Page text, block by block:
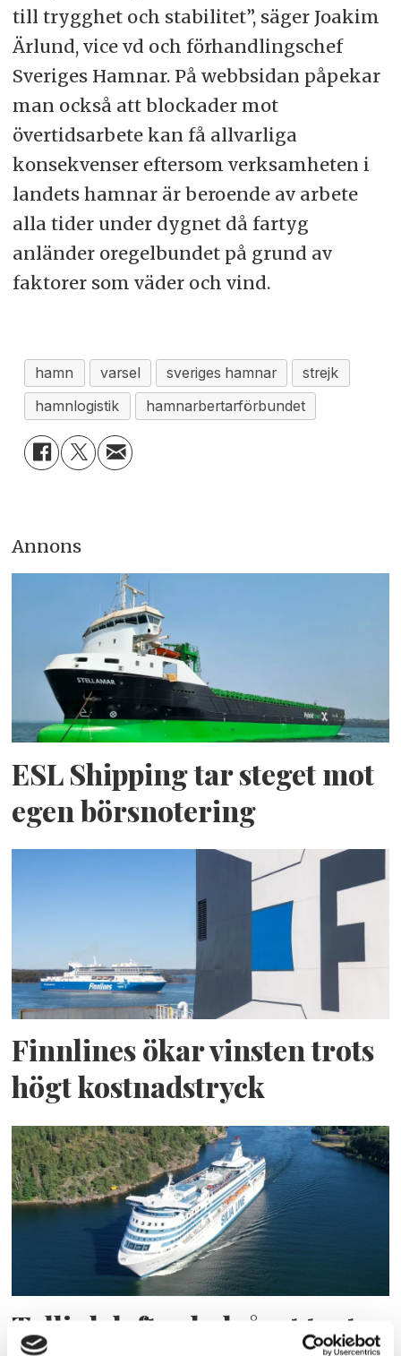
till trygghet och stabilitet”, säger Joakim
Ärlund, vice vd och förhandlingschef
Sveriges Hamnar. På webbsidan påpekar
man också att blockader mot
övertidsarbete kan få allvarliga
konsekvenser eftersom verksamheten i
landets hamnar är beroende av arbete
alla tider under dygnet då fartyg
anländer oregelbundet på grund av
faktorer som väder och vind.
hamn varsel sveriges hamnar
strejk
hamnlogistik
hamnarbertarförbundet
Annons
ESL Shipping tar steget mot
egen börsnotering
Finnlines ökar vinsten trots
högt kostnadstryck
Tallink lyfter halvåret trots